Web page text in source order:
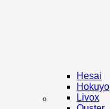
Hesai
Hokuyo
Livox